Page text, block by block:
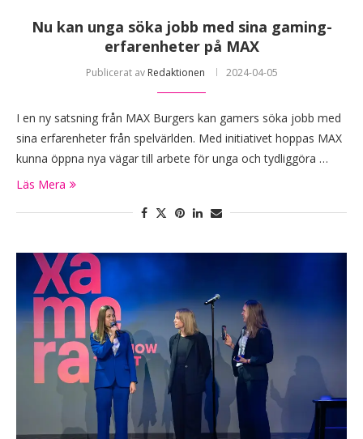
Nu kan unga söka jobb med sina gaming-
erfarenheter på MAX
Publicerat av Redaktionen 2024-04-05
I en ny satsning från MAX Burgers kan gamers söka jobb med
sina erfarenheter från spelvärlden. Med initiativet hoppas MAX
kunna öppna nya vägar till arbete för unga och tydliggöra …
Läs Mera